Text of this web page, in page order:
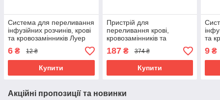
Система для переливання
інфузійних розчинів, крові
та кровозамінників Луер
сліп (Luer Slip) Medicare
6 ₴ 12 ₴
Купити
Пристрій для
переливання крові,
кровозамінників та
інфузійних розчинів ПК
IGAR, ВТ-4 25 шт.
187₴ 374 ₴
Купити
та
лок
9 ₴
Акційні пропозиції та новинки